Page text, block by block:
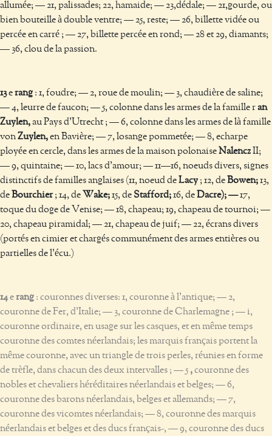
allumée; — 21, palissades; 22, hamaide; — 23,dédale; — 21,gourde, ou
bien bouteille à double ventre; — 25, reste; — 26, billette vidée ou
percée en carré ; — 27, billette percée en rond; — 28 et 29, diamants;
— 36, clou de la passion.
13erang : 1, foudre; — 2, roue de moulin; — 3, chaudière de saline;
— 4, leurre de faucon; — 5, colonne dans les armes de la famille ran
Zuylen,au Pays d'Utrecht ; — 6, colonne dans les armes de là famille
vonZuylen,en Bavière; — 7, losange pommetée; — 8, echarpe
ployée en cercle, dans les armes de la maison polonaiseNalenczII;
— 9, quintaine; — 10, lacs d’amour; — 11—16, noeuds divers, signes
distinctifs de familles anglaises (11, noeud deLacy;12, deBowen;13,
deBourchier;14, de Wake;15, de Stafford;16, deDacre); —17,
toque du doge de Venise; — 18, chapeau; 19, chapeau de tournoi; —
20, chapeau piramidal; — 21, chapeau de juif; — 22, écrans divers
(portés en cimier et chargés communément des armes entières ou
partielles de l'écu.)
14erang : couronnes diverses: 1, couronne à l'antique; — 2,
couronne de Fer, d'Italie; — 3, couronne de Charlemagne ; — i,
couronne ordinaire, en usage sur les casques, et en même temps
couronne des comtes néerlandais; les marquis français portent la
même couronne, avec un triangle de trois perles, réunies en forme
de trèfle, dans chacun des deux intervalles ; — 5 ,couronne des
nobles et chevaliers héréditaires néerlandais et belges; — 6,
couronne des barons néerlandais, belges et allemands; — 7,
couronne des vicomtes néerlandais; — 8, couronne des marquis
néerlandais et belges et des ducs français-, — 9, couronne des ducs